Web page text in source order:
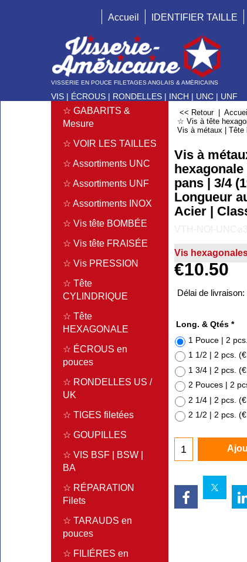
Accueil IDENTIFIER TAILLE
VISSERIE EN POUCE FILETAGES ANGLAIS & AMÉRICAINS
VIS | ÉCROUS | RONDELLES | INCH | UNC | UNF
☆ GABARITS &
Mesure
☆ VOIR LES TAILLES
☆ Assortiments UNC
☆ Assortiments UNF
☆ Assortiments INOX
☆ Vis tête BOMBÉE
☆ Vis tête FRAISÉE
☆ Vis PRESSION
☆ Tête
CYLINDRIQUE
☆ Tête
HEXAGONALE
☆ ÉCROUS en
pouces
☆ RONDELLES US /
UK
☆ TIGES filetées
☆ GOUPILLES
☆ VIS BSF | BSW |
BA
☆ RÉPARATION
Filets
☆ TARAUDS en
pouces
☆ FILIÉRES en
<< Retour Accueil
☆ Vis à tête
Vis à métaux | Tête
Vis à
pans | 3/4
Longueur
Acier |
Vis
€10.50
Délai de livraison:
Long. & Qtés *
1 Pouce | 2 pcs.
1 1/2 | 2 pcs. (
1 3/4 | 2 pcs. (
2 Pouces | 2
2 1/4 | 2 pcs. (
2 1/2 | 2 pcs. (